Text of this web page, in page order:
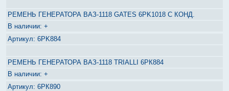
РЕМЕНЬ ГЕНЕРАТОРА ВАЗ-1118 GATES 6PK1018 С КОНД.
+
6PK884
РЕМЕНЬ ГЕНЕРАТОРА ВАЗ-1118 TRIALLI 6РК884
+
6РК890